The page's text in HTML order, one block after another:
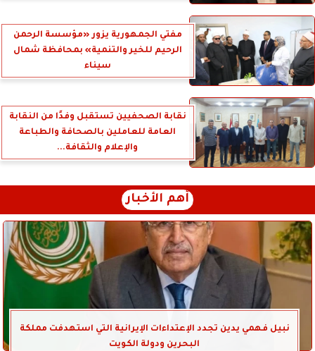
مفتي الجمهورية يزور «مؤسسة الرحمن
الرحيم للخير والتنمية» بمحافظة شمال
سيناء
نقابة الصحفيين تستقبل وفدًا من النقابة
العامة للعاملين بالصحافة والطباعة
والإعلام والثقافة...
أهم الأخبار
نبيل فهمي يدين تجدد الإعتداءات الإيرانية التي استهدفت مملكة
البحرين ودولة الكويت